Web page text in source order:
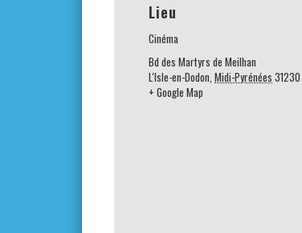
Lieu
Cinéma
Bd des Martyrs de Meilhan
L'Isle-en-Dodon, Midi-Pyrénées 31230
+ Google Map